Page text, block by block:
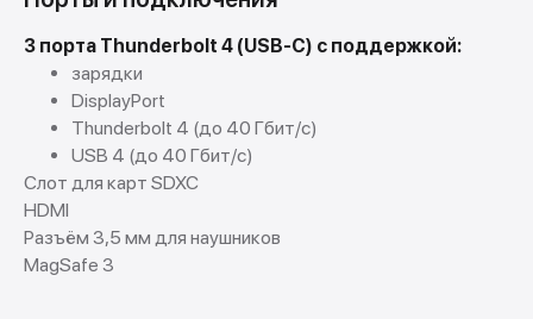
3 порта Thunderbolt 4 (USB-C) с поддержкой:
зарядки
DisplayPort
Thunderbolt 4 (до 40 Гбит/с)
USB 4 (до 40 Гбит/с)
Слот для карт SDXC
HDMI
Разъём 3,5 мм для наушников
MagSafe 3